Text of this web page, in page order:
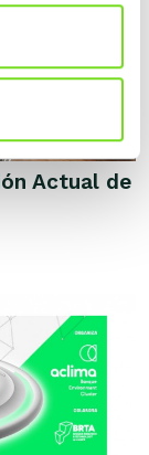
Actual de